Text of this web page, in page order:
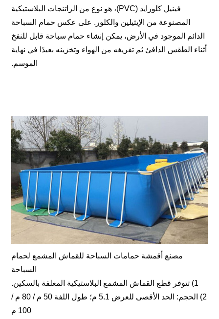
فينيل كلورايد (PVC)، هو نوع من الراتنجات البلاستيكية
المصنوعة من الإيثيلين والكلور. على عكس حمام السباحة
الدائم الموجود في الأرض، يمكن إنشاء حمام سباحة قابل للنفخ
أثناء الطقس الدافئ ثم تفريغه من الهواء وتخزينه بعيدًا في نهاية
الموسم.
مصنع أقمشة حمامات السباحة للقماش المشمع لحمام
السباحة
1) تتوفر قطع القماش المشمع البلاستيكية المغلفة بالسكين.
2) الحجم: الحد الأقصى للعرض 5.1 م؛ طول اللفة 50 م / 80 م /
100 م